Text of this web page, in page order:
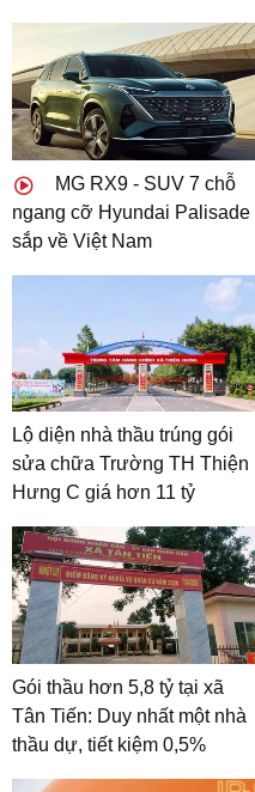
MG RX9 - SUV 7 chỗ
ngang cỡ Hyundai Palisade
sắp về Việt Nam
Lộ diện nhà thầu trúng gói
sửa chữa Trường TH Thiện
Hưng C giá hơn 11 tỷ
Gói thầu hơn 5,8 tỷ tại xã
Tân Tiến: Duy nhất một nhà
thầu dự, tiết kiệm 0,5%